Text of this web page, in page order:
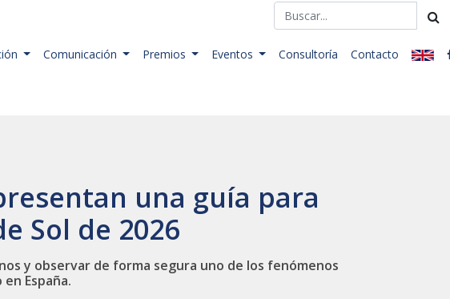
Comunicación Premios Eventos Consultoría Contacto
una guía para
Sol de 2026
y observar de forma segura uno de los fenómenos
España.